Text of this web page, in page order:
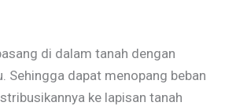
di dalam tanah dengan
Sehingga dapat menopang beban
ke lapisan tanah